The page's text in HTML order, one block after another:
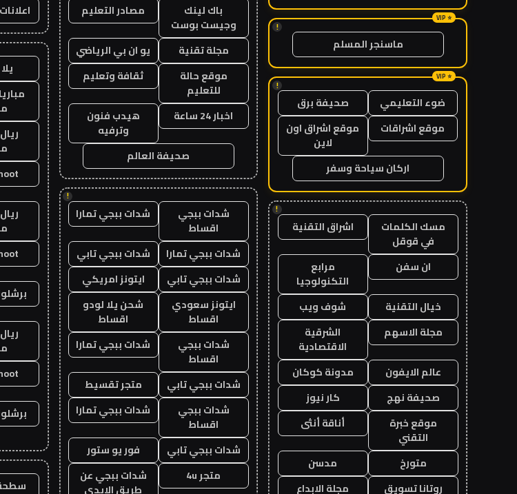
!
ماسنجر المسلم
!
ضوء التعليمي
صحيفة برق
موقع اشراقات
موقع اشراق اون
لاين
اركان سياحة وسفر
!
مسك الكلمات
في قوقل
اشراق التقنية
ان سفن
مرابع
التكنولوجيا
خيال التقنية
شوف ويب
مجلة الاسهم
الشرقية
الاقتصادية
عالم الايفون
مدونة كوكان
صحيفة نهج
كار نيوز
موقع خبرة
التقني
أناقة أنثى
متورخ
مدسن
روتانا تسويق
مجلة الابداع
باك لينك
وجيست بوست
مصادر التعليم
مجلة تقنية
يو ان بي الرياضي
موقع حالة
للتعليم
ثقافة وتعليم
اخبار 24 ساعة
هيدب فنون
وترفيه
صحيفة العالم
!
شدات ببجي
اقساط
شدات ببجي تمارا
شدات ببجي تمارا
شدات ببجي تابي
شدات ببجي تابي
ايتونز امريكي
ايتونز سعودي
اقساط
شحن يلا لودو
اقساط
شدات ببجي
اقساط
شدات ببجي تمارا
شدات ببجي تابي
متجر تقسيط
شدات ببجي
اقساط
شدات ببجي تمارا
شدات ببجي تابي
فور يو ستور
متجر 4u
شدات ببجي عن
طريق الايدي